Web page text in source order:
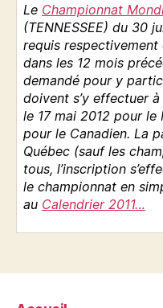
Le Championnat
(TENNESSEE) du 30
requis
dans les 12 mois
demandé pour y
doivent s’y effectuer
le 17 mai 2012 pour le
pour le Canadien. La
Québec (sauf les
tous, l’inscription
le championnat en
au Calendrier 2011…